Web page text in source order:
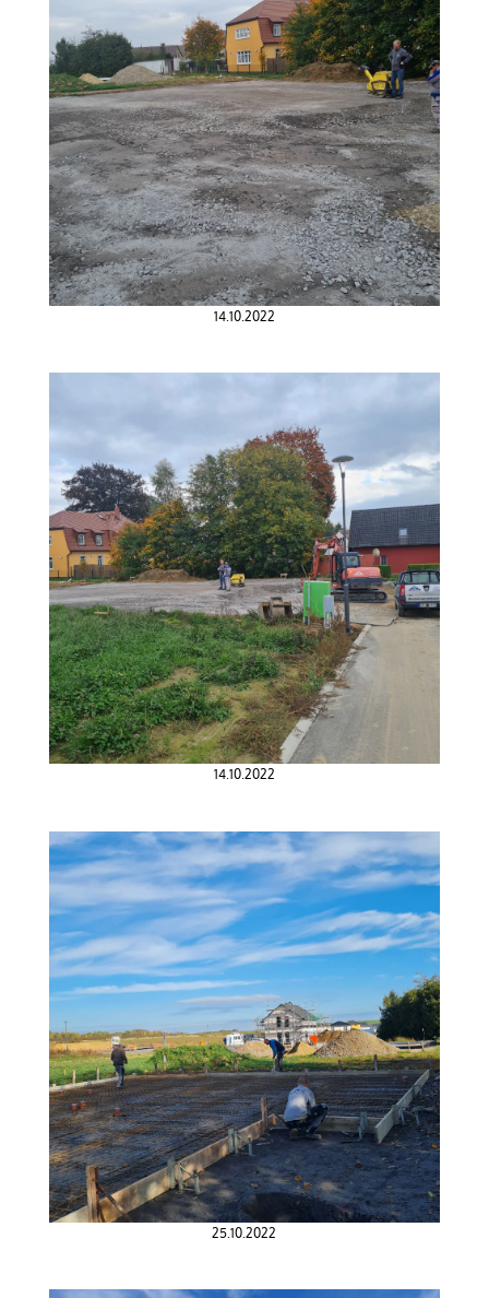
14.10.2022
14.10.2022
25.10.2022